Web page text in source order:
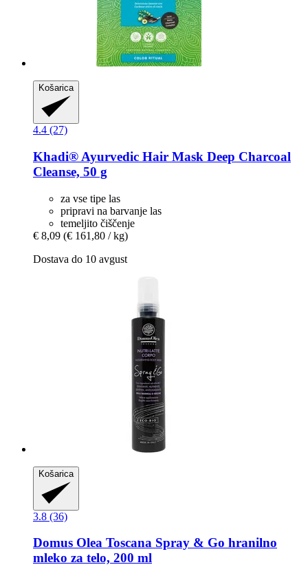
Košarica
4.4 (27)
Khadi® Ayurvedic Hair Mask Deep Charcoal
Cleanse, 50 g
za vse tipe las
pripravi na barvanje las
temeljito čiščenje
€ 8,09 (€ 161,80 / kg)
Dostava do 10 avgust
Košarica
3.8 (36)
Domus Olea Toscana Spray & Go hranilno
mleko za telo, 200 ml